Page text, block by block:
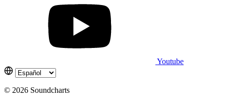
Youtube
© 2026 Soundcharts